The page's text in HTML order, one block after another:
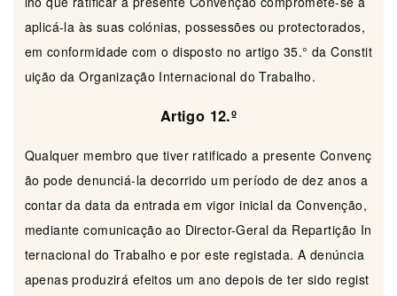
aplicá-la às suas colónias, possessões ou protectorados,
em conformidade com o disposto no artigo 35.° da Constit
uição da Organização Internacional do Trabalho.
Artigo 12.º
Qualquer membro que tiver ratificado a presente Convenç
ão pode denunciá-la decorrido um período de dez anos a
contar da data da entrada em vigor inicial da Convenção,
mediante comunicação ao Director-Geral da Repartição In
ternacional do Trabalho e por este registada. A denúncia
apenas produzirá efeitos um ano depois de ter sido regist